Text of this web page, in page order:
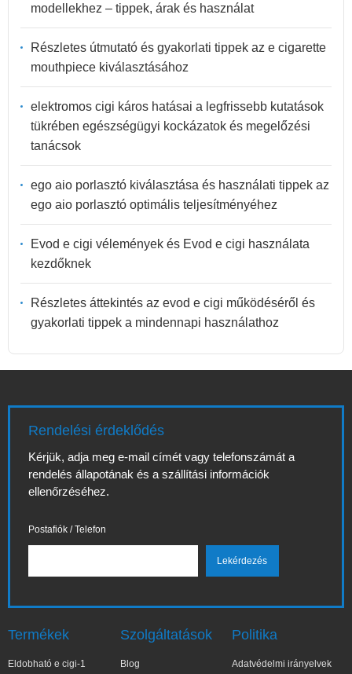
modellekhez – tippek, árak és használat
Részletes útmutató és gyakorlati tippek az e cigarette
mouthpiece kiválasztásához
elektromos cigi káros hatásai a legfrissebb kutatások
tükrében egészségügyi kockázatok és megelőzési
tanácsok
ego aio porlasztó kiválasztása és használati tippek az
ego aio porlasztó optimális teljesítményéhez
Evod e cigi vélemények és Evod e cigi használata
kezdőknek
Részletes áttekintés az evod e cigi működéséről és
gyakorlati tippek a mindennapi használathoz
Rendelési érdeklődés
Kérjük, adja meg e-mail címét vagy telefonszámát a
rendelés állapotának és a szállítási információk
ellenőrzéséhez.
Postafiók / Telefon
Termékek
Eldobható e cigi-1
Szolgáltatások
Blog
Politika
Adatvédelmi irányelvek